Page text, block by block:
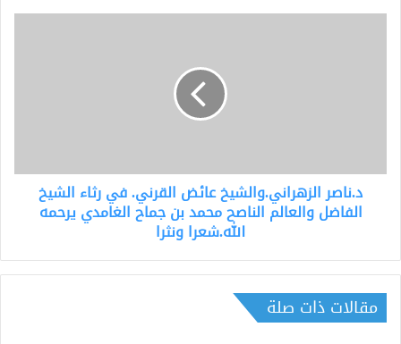
الجنوب.اشتهر
والعالم
الناصح
الغامدي
الله.شعرا
ونثرا
د.ناصر الزهراني.والشيخ عائض القرني. في رثاء الشيخ
الفاضل والعالم الناصح محمد بن جماح الغامدي يرحمه
الله.شعرا ونثرا
مقالات ذات صلة